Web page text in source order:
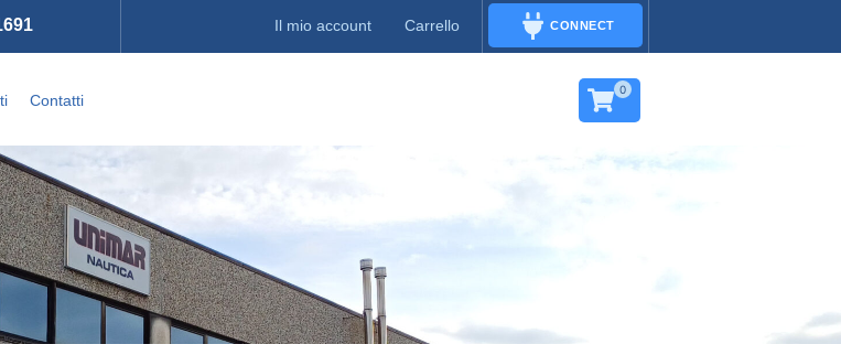
Il mio account Carrello CONNECT
Contatti
0